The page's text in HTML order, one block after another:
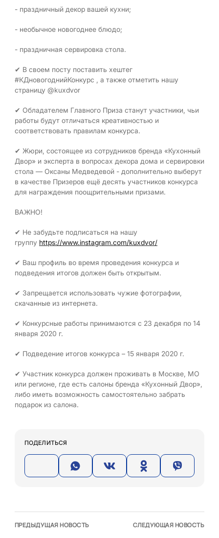
- праздничный декор вашей кухни;
- необычное новогоднее блюдо;
- праздничная сервировка стола.
✔ В своем посту поставить хештег
#КДновогоднийКонкурс , а также отметить нашу
страницу @kuxdvor
✔ Обладателем Главного Приза станут участники, чьи
работы будут отличаться креативностью и
соответствовать правилам конкурса.
✔ Жюри, состоящее из сотрудников бренда «Кухонный
Двор» и эксперта в вопросах декора дома и сервировки
стола — Оксаны Медведевой - дополнительно выберут
в качестве Призеров ещё десять участников конкурса
для награждения поощрительными призами.
ВАЖНО!
✔ Не забудьте подписаться на нашу
группу https://www.instagram.com/kuxdvor/
✔ Ваш профиль во время проведения конкурса и
подведения итогов должен быть открытым.
✔ Запрещается использовать чужие фотографии,
скачанные из интернета.
✔ Конкурсные работы принимаются с 23 декабря по 14
января 2020 г.
✔ Подведение итогов конкурса – 15 января 2020 г.
✔ Участник конкурса должен проживать в Москве, МО
или регионе, где есть салоны бренда «Кухонный Двор»,
либо иметь возможность самостоятельно забрать
подарок из салона.
ПОДЕЛИТЬСЯ
ПРЕДЫДУЩАЯ НОВОСТЬ СЛЕДУЮЩАЯ НОВОСТЬ